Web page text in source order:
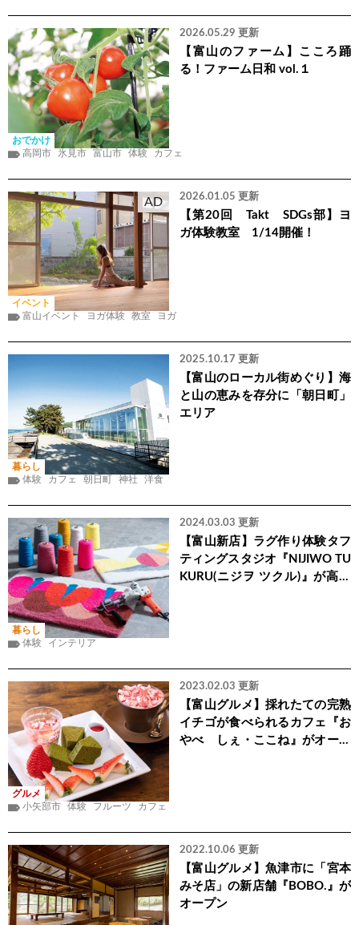
おでかけ
2026.05.29 更新
【富山のファーム】こころ踊
る！ファーム日和 vol.１
高岡市 氷見市 富山市 体験 カフェ
AD
イベント
2026.01.05 更新
【第20回 Takt SDGs部】ヨ
ガ体験教室 1/14開催！
富山イベント ヨガ体験 教室 ヨガ
暮らし
2025.10.17 更新
【富山のローカル街めぐり】海
と山の恵みを存分に「朝日町」
エリア
体験 カフェ 朝日町 神社 洋食
暮らし
2024.03.03 更新
【富山新店】ラグ作り体験タフ
ティングスタジオ『NIJIWO TU
KURU(ニジヲ ツクル)』が高岡
体験 インテリア
グルメ
2023.02.03 更新
【富山グルメ】採れたての完熟
イチゴが食べられるカフェ『お
やべ しぇ・ここね』がオープ
小矢部市 体験 フルーツ カフェ
2022.10.06 更新
【富山グルメ】魚津市に「宮本
みそ店」の新店舗『BOBO.』が
オープン